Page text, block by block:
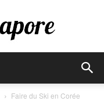
Faire du Ski en Corée